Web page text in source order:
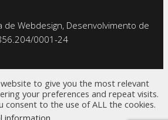
de Webdesign, Desenvolvimento de
0001-­24
to give you the most relevant
your preferences and repeat visits.
consent to the use of ALL the cookies.
information